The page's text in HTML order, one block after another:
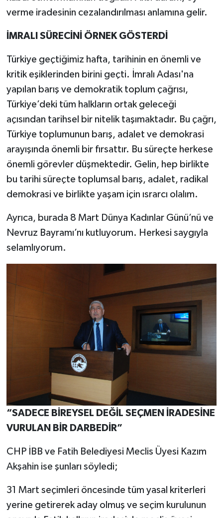
verme iradesinin cezalandırılması anlamına gelir.
İMRALI SÜRECİNİ ÖRNEK GÖSTERDİ
Türkiye geçtiğimiz hafta, tarihinin en önemli ve
kritik eşiklerinden birini geçti. İmralı Adası'na
yapılan barış ve demokratik toplum çağrısı,
Türkiye’deki tüm halkların ortak geleceği
açısından tarihsel bir nitelik taşımaktadır. Bu çağrı,
Türkiye toplumunun barış, adalet ve demokrasi
arayışında önemli bir fırsattır. Bu süreçte herkese
önemli görevler düşmektedir. Gelin, hep birlikte
bu tarihi süreçte toplumsal barış, adalet, radikal
demokrasi ve birlikte yaşam için ısrarcı olalım.
Ayrıca, burada 8 Mart Dünya Kadınlar Günü’nü ve
Nevruz Bayramı’nı kutluyorum. Herkesi saygıyla
selamlıyorum.
“SADECE BİREYSEL DEĞİL SEÇMEN İRADESİNE
VURULAN BİR DARBEDİR”
CHP İBB ve Fatih Belediyesi Meclis Üyesi Kazım
Akşahin ise şunları söyledi;
31 Mart seçimleri öncesinde tüm yasal kriterleri
yerine getirerek aday olmuş ve seçim kurulunun